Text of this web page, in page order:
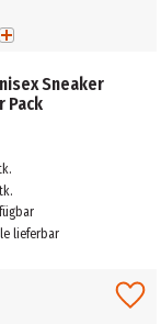
Sneaker
Pack
lieferbar